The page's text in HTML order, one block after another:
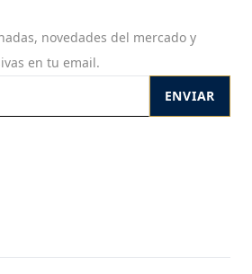
novedades del mercado y
en tu email.
ENVIAR